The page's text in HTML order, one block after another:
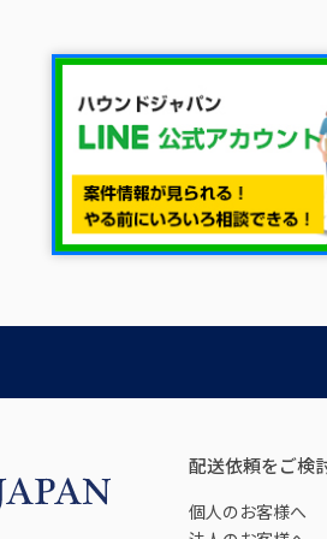
配送依頼をご検
個人のお客様へ